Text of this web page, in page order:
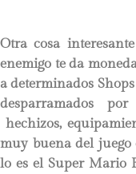
Otra cosa
enemigo te da
a determinados
desparramados
hechizos,
muy buena del juego
lo es el Super Mario